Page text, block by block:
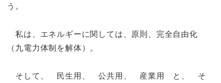
う。
私は、エネルギーに関しては、原則、完全自由化
（九電力体制を解体）。
そして、 民生用、 公共用、 産業用 と、 そ